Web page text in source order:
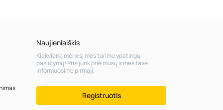
Naujienlaiškis
Kiekvieną mėnesį mes turime ypatingų
pasiūlymų! Prisijunk prie mūsų ir mes tave
informuosime pirmąjį.
Registruotis